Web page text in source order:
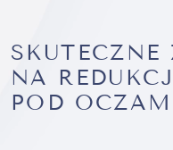
SKUTECZNE
NA
POD